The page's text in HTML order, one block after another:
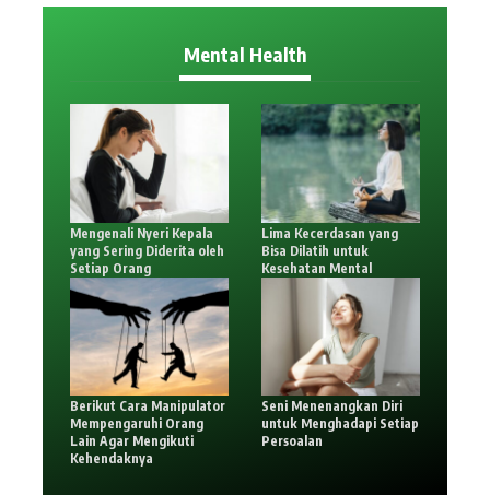
Mental Health
Mengenali Nyeri Kepala
yang Sering Diderita oleh
Setiap Orang
Lima Kecerdasan yang
Bisa Dilatih untuk
Kesehatan Mental
Berikut Cara Manipulator
Mempengaruhi Orang
Lain Agar Mengikuti
Kehendaknya
Seni Menenangkan Diri
untuk Menghadapi Setiap
Persoalan